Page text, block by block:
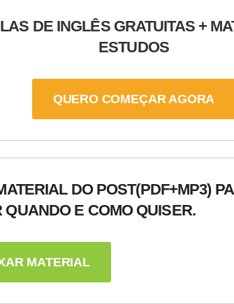
DE INGLÊS GRATUITAS +
ESTUDOS
QUERO COMEÇAR AGORA
DO POST(PDF+MP3)
QUANDO E COMO QUISER.
MATERIAL